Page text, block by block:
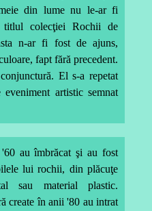
din lume nu le-ar fi
colecţiei Rochii de
n-ar fi fost de ajuns,
fapt fără precedent.
El s-a repetat
artistic semnat
au îmbrăcat şi au fost
lui rochii, din plăcuţe
sau material plastic.
create în anii '80 au intrat